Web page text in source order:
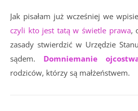
Jak pisałam już wcześniej we wpisie
czyli kto jest tatą w świetle prawa,
zasady stwierdzić w Urzędzie
sądem. Domniemanie
rodziców, którzy są małżeństwem.